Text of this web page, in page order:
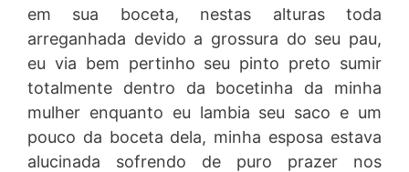
em sua boceta, nestas alturas toda
arreganhada devido a grossura do seu pau,
eu via bem pertinho seu pinto preto sumir
totalmente dentro da bocetinha da minha
mulher enquanto eu lambia seu saco e um
pouco da boceta dela, minha esposa estava
alucinada sofrendo de puro prazer nos